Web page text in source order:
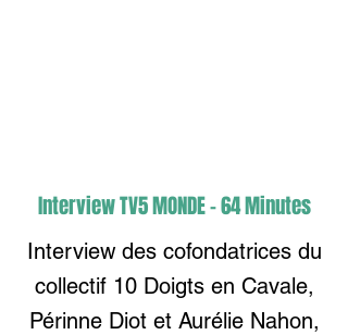
Interview TV5 MONDE - 64 Minutes
Interview des cofondatrices du
collectif 10 Doigts en Cavale,
Périnne Diot et Aurélie Nahon,